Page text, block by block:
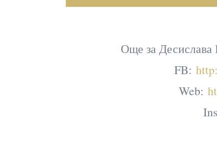
Още за Десислава
FB:
Web: